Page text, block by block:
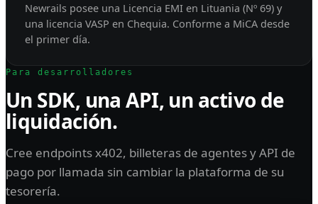
Newrails posee una Licencia EMI en Lituania (Nº 69) y
una licencia VASP en Chequia. Conforme a MiCA desde
el primer día.
Para desarrolladores
Un SDK, una API, un activo de
liquidación.
Cree endpoints x402, billeteras de agentes y API de
pago por llamada sin cambiar la plataforma de su
tesorería.